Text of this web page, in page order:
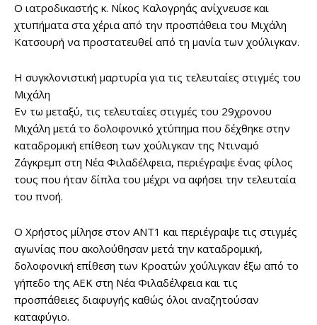
Ο ιατροδικαστής κ. Νίκος Καλογρηάς ανίχνευσε και
χτυπήματα στα χέρια από την προσπάθεια του Μιχάλη
Κατσουρή να προστατευθεί από τη μανία των χούλιγκαν.
Η συγκλονιστική μαρτυρία για τις τελευταίες στιγμές του
Μιχάλη
Εν τω μεταξύ, τις τελευταίες στιγμές του 29χρονου
Μιχάλη μετά το δολοφονικό χτύπημα που δέχθηκε στην
καταδρομική επίθεση των χούλιγκαν της Ντιναμό
Ζάγκρεμπ στη Νέα Φιλαδέλφεια, περιέγραψε ένας φίλος
τους που ήταν δίπλα του μέχρι να αφήσει την τελευταία
του πνοή.
Ο Χρήστος μίλησε στον ΑΝΤ1 και περιέγραψε τις στιγμές
αγωνίας που ακολούθησαν μετά την καταδρομική,
δολοφονική επίθεση των Κροατών χούλιγκαν έξω από το
γήπεδο της ΑΕΚ στη Νέα Φιλαδέλφεια και τις
προσπάθειες διαφυγής καθώς όλοι αναζητούσαν
καταφύγιο.